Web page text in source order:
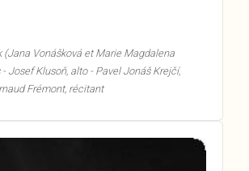
(Jana Vonášková et Marie Magdalena
- Josef Klusoň, alto - Pavel Jonáš Krejčí,
Frémont, récitant